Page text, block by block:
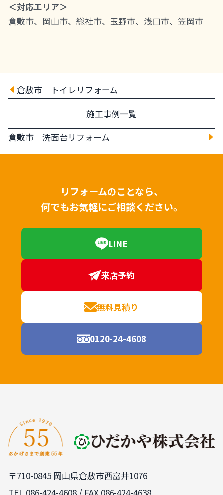
＜対応エリア＞
倉敷市、岡山市、総社市、玉野市、浅口市、笠岡市
倉敷市 トイレリフォーム
施工事例一覧
倉敷市 洗面台リフォーム
リフォームのことなら、
何でもお気軽にご相談ください。
LINE
来店予約
無料見積り
0120-24-4608
〒710-0845 岡山県倉敷市西富井1076
TEL.086-424-4608 / FAX.086-424-4638